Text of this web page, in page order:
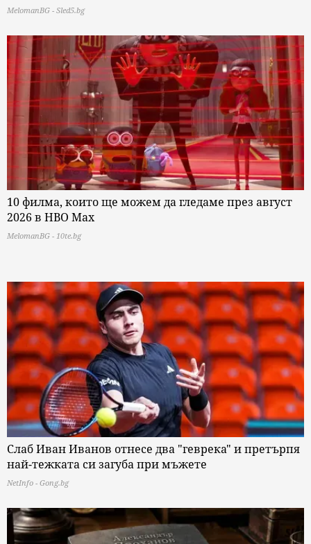
MelomanBG - Sled5.bg
10 филма, които ще можем да гледаме през август
2026 в HBO Max
MelomanBG - 10te.bg
Слаб Иван Иванов отнесе два "геврека" и претърпя
най-тежката си загуба при мъжете
NetInfo - Gong.bg